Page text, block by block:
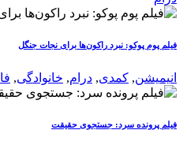
فیلم پوم پوکو: نبرد راکون‌ها برای نجات جنگل
انیمیشن, کمدی, درام, خانوادگی,
فیلم پرونده سرد: جستجوی حقیقت